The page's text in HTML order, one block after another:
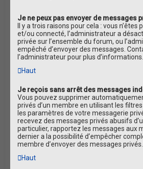
Je ne peux pas envoyer de messages
Il y a trois raisons pour cela : vous n’êtes
et/ou connecté, l’administrateur a
privée sur l’ensemble du forum, ou
empêché d’envoyer des messages.
l’administrateur pour plus d’informations.
Haut
Je reçois sans arrêt des messages
Vous pouvez supprimer
privés d’un membre en utilisant les
les paramètres de votre messagerie
recevez des messages privés abusifs
particulier, rapportez les messages aux
dernier a la possibilité d’empêcher
membre d’envoyer des messages privés.
Haut